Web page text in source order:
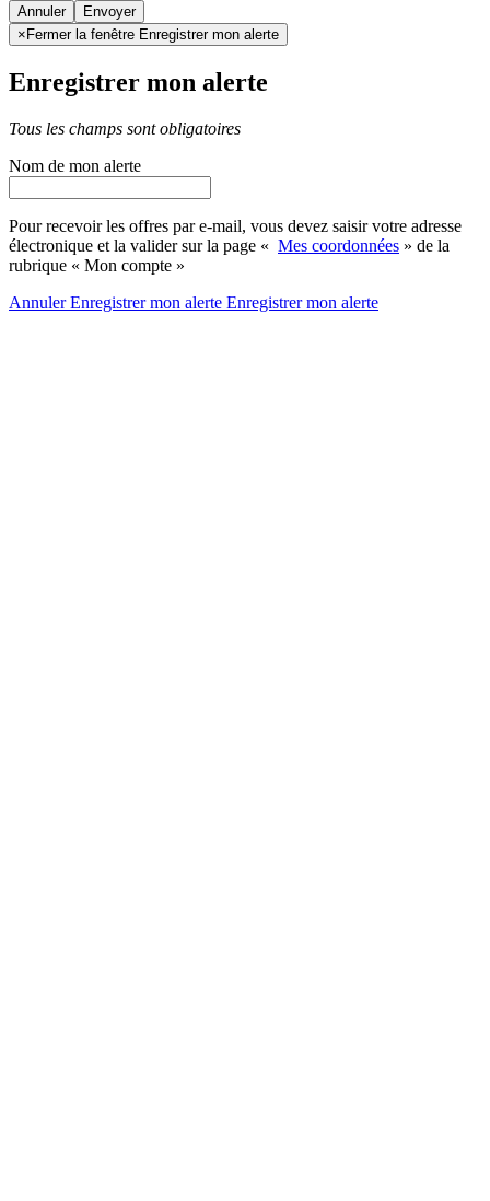
Annuler
× Fermer la fenêtre Enregistrer mon alerte
Enregistrer mon alerte
Tous les champs sont obligatoires
Nom de mon alerte
Pour recevoir les offres par e-mail, vous devez saisir votre adresse
électronique et la valider sur la page « Mes coordonnées » de la
rubrique « Mon compte »
AnnulerEnregistrer mon alerte Enregistrermon alerte